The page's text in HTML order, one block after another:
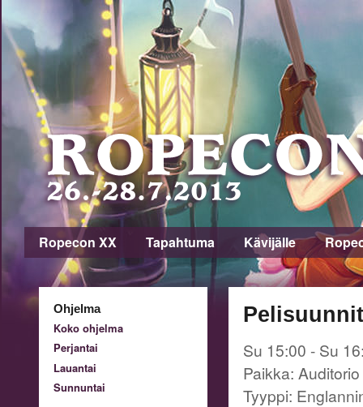
Ropecon XX Tapahtuma Kävijälle
Ohjelma
Koko ohjelma
Perjantai
Lauantai
Sunnuntai
Su 15:00 - Su
Paikka: Auditorio
Tyyppi: